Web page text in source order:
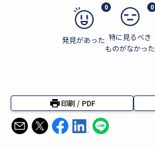
0
発見があった
0
特に見るべき
ものがなかった
印刷 / PDF